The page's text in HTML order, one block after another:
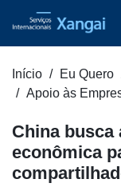
Início Eu Quero
Apoio às
China busca
econômica